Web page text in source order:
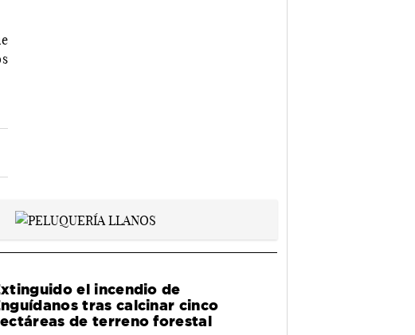
el incendio de
tras calcinar cinco
de terreno forestal